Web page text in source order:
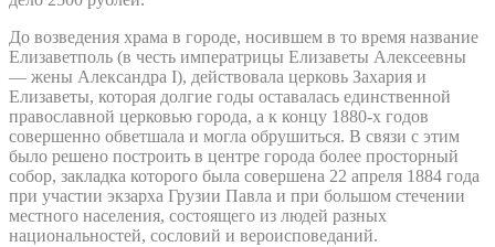
До возведения храма в городе, носившем в то время название
Елизаветполь (в честь императрицы Елизаветы Алексеевны
— жены Александра I), действовала церковь Захария и
Елизаветы, которая долгие годы оставалась единственной
православной церковью города, а к концу 1880-х годов
совершенно обветшала и могла обрушиться. В связи с этим
было решено построить в центре города более просторный
собор, закладка которого была совершена 22 апреля 1884 года
при участии экзарха Грузии Павла и при большом стечении
местного населения, состоящего из людей разных
национальностей, сословий и вероисповеданий.